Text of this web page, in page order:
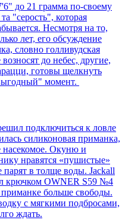
до 21 грамма по-своему
"серость", которая
Несмотря на то,
лет, его обсуждение
словно голливудская
до небес, другие,
готовы щелкнуть
момент.
подключиться к ловле
силиконовая приманка,
Окуню и
нравятся «пушистые»
парят в толще воды. Jackall
крючком OWNER S59 №4
больше свободы.
с мягкими подбросами,
ждать.